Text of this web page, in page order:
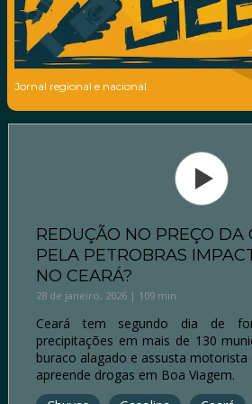
Jornal regional e nacional.
REDUÇÃO NO PREÇO DA
PELA PETROBRAS
NO CEARÁ?
28 de janeiro, 2026 | 109 min
Ceará tem segundo dia de
precipitações em mais de 130
buraco alagado e assusta
apreende drogas em Boa Viagem.